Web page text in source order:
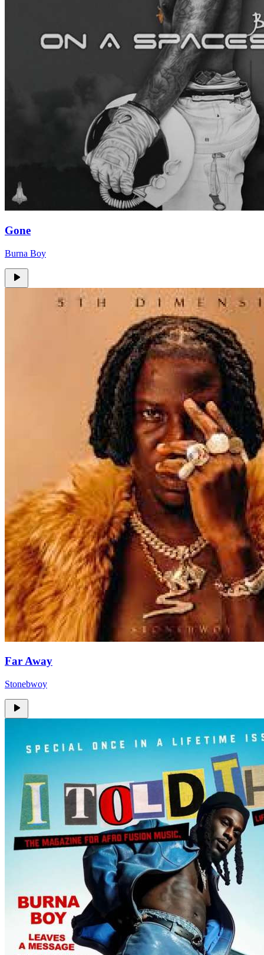
Gone
Burna Boy
Far Away
Stonebwoy